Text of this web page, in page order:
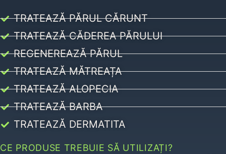
TRATEAZĂ PĂRUL CĂRUNT
TRATEAZĂ CĂDEREA PĂRULUI
REGENEREAZĂ PĂRUL
TRATEAZĂ MĂTREAȚA
TRATEAZĂ ALOPECIA
TRATEAZĂ BARBA
TRATEAZĂ DERMATITA
CE PRODUSE TREBUIE SĂ UTILIZAȚI?